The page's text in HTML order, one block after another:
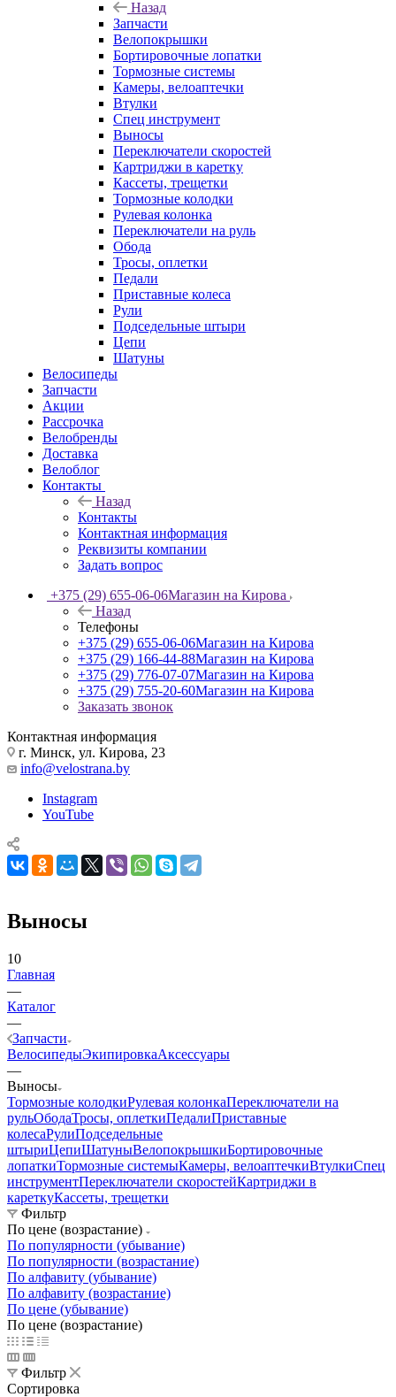
Назад
Запчасти
Велопокрышки
Бортировочные лопатки
Тормозные системы
Камеры, велоаптечки
Втулки
Спец инструмент
Выносы
Переключатели скоростей
Картриджи в каретку
Кассеты, трещетки
Тормозные колодки
Рулевая колонка
Переключатели на руль
Обода
Тросы, оплетки
Педали
Приставные колеса
Рули
Подседельные штыри
Цепи
Шатуны
Велосипеды
Запчасти
Акции
Рассрочка
Велобренды
Доставка
Велоблог
Контакты
Назад
Контакты
Контактная информация
Реквизиты компании
Задать вопрос
+375 (29) 655-06-06Магазин на Кирова
Назад
Телефоны
+375 (29) 655-06-06Магазин на Кирова
+375 (29) 166-44-88Магазин на Кирова
+375 (29) 776-07-07Магазин на Кирова
+375 (29) 755-20-60Магазин на Кирова
Заказать звонок
Контактная информация
г. Минск, ул. Кирова, 23
info@velostrana.by
Instagram
YouTube
Выносы
10
Главная
—
Каталог
—
Запчасти
ВелосипедыЭкипировкаАксессуары
—
Выносы
Тормозные колодкиРулевая колонкаПереключатели на
рульОбодаТросы, оплеткиПедалиПриставные
колесаРулиПодседельные
штыриЦепиШатуныВелопокрышкиБортировочные
лопаткиТормозные системыКамеры, велоаптечкиВтулкиСпец
инструментПереключатели скоростейКартриджи в
кареткуКассеты, трещетки
Фильтр
По цене (возрастание)
По популярности (убывание)
По популярности (возрастание)
По алфавиту (убывание)
По алфавиту (возрастание)
По цене (убывание)
По цене (возрастание)
Фильтр
Сортировка